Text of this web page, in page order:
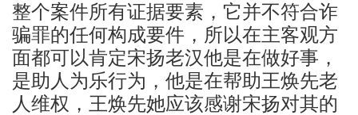
整个案件所有证据要素，它并不符合诈
骗罪的任何构成要件，所以在主客观方
面都可以肯定宋扬老汉他是在做好事，
是助人为乐行为，他是在帮助王焕先老
人维权，王焕先她应该感谢宋扬对其的